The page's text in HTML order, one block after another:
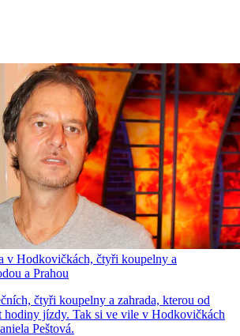
v Hodkovičkách, čtyři koupelny a
a Prahou
čtyři koupelny a zahrada, kterou od
hodiny jízdy. Tak si ve vile v Hodkovičkách
Peštová.